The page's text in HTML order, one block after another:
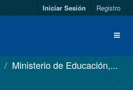
Iniciar Sesión Registro
Ministerio de Educación,...